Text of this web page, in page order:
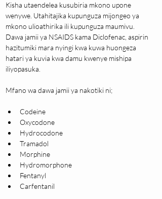
Kisha utaendelea kusubiria mkono upone
wenywe. Utahitajika kupunguza mijongeo ya
mkono ulioathirika ili kupunguza maumivu.
Dawa jamii ya NSAIDS kama Diclofenac, aspirin
hazitumiki mara nyingi kwa kuwa huongeza
hatari ya kuvia kwa damu kwenye mishipa
iliyopasuka.
Mfano wa dawa jamii ya nakotiki ni;
Codeine
Oxycodone
Hydrocodone
Tramadol
Morphine
Hydromorphone
Fentanyl
Carfentanil